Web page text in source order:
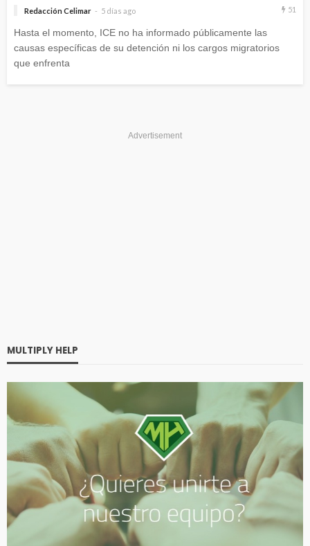
Redacción Celimar 5 días ago 51
Hasta el momento, ICE no ha informado públicamente las
causas específicas de su detención ni los cargos migratorios
que enfrenta
Advertisement
MULTIPLY HELP